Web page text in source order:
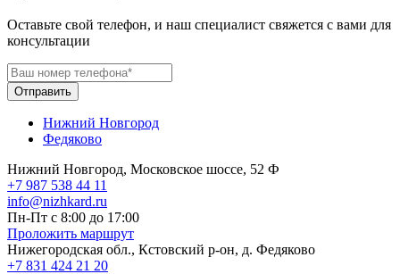
Оставьте свой телефон, и наш специалист свяжется с вами для
консультации
Отправить
Нижний Новгород
Федяково
Нижний Новгород, Московское шоссе, 52 Ф
+7 987 538 44 11
info@nizhkard.ru
Пн-Пт с 8:00 до 17:00
Проложить маршрут
Нижегородская обл., Кстовский р-он, д. Федяково
+7 831 424 21 20